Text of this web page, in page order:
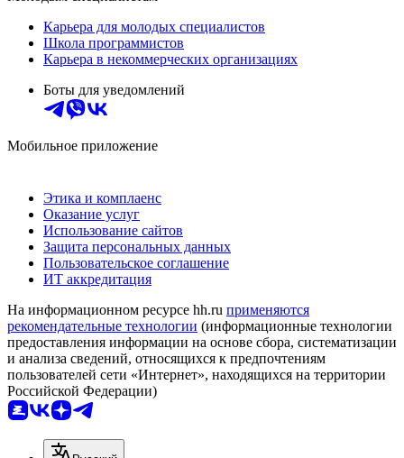
Карьера для молодых специалистов
Школа программистов
Карьера в некоммерческих организациях
Боты для уведомлений
Мобильное приложение
Этика и комплаенс
Оказание услуг
Использование сайтов
Защита персональных данных
Пользовательское соглашение
ИТ аккредитация
На информационном ресурсе hh.ru применяются
рекомендательные технологии (информационные технологии
предоставления информации на основе сбора, систематизации
и анализа сведений, относящихся к предпочтениям
пользователей сети «Интернет», находящихся на территории
Российской Федерации)